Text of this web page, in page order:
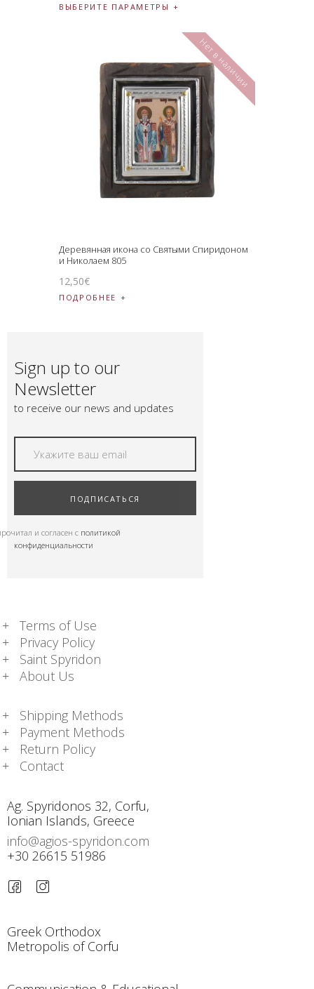
ВЫБЕРИТЕ ПАРАМЕТРЫ
Нет в наличии
Деревянная икона со Святыми Спиридоном
и Николаем 805
12,50€
ПОДРОБНЕЕ
Sign up to our
Newsletter
to receive our news and updates
ПОДПИСАТЬСЯ
и согласен с политикой
конфиденциальности
Terms of Use
Privacy Policy
Saint Spyridon
About Us
Shipping Methods
Payment Methods
Return Policy
Contact
Ag. Spyridonos 32, Corfu,
Ionian Islands, Greece
info@agios-spyridon.com
+30 26615 51986
Greek Orthodox
Metropolis of Corfu